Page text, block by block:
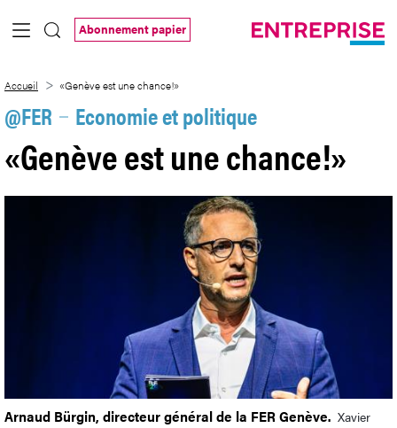
Saut au contenu principal
Abonnement papier
Accueil «Genève est une chance!»
@FER Economie et politique
«Genève est une chance!»
Arnaud Bürgin, directeur général de la FER Genève. Xavier